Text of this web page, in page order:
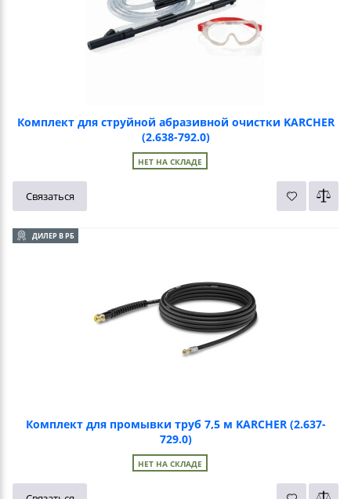
Комплект для струйной абразивной очистки KARCHER
(2.638-792.0)
НЕТ НА СКЛАДЕ
Связаться
ДИЛЕР В РБ
Комплект для промывки труб 7,5 м KARCHER (2.637-
729.0)
НЕТ НА СКЛАДЕ